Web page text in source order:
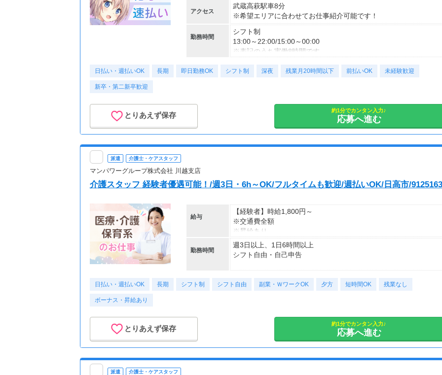
即払い制度有
アクセス
武蔵高萩駅車8分
※希望エリアに合わせてお仕事紹介可能です！
勤務時間
シフト制
13:00～22:00/15:00～00:00
※表記のうち実働8時間です。
勤務曜日：月・火・水・木・金・土・日・祝
日払い・週払いOK 長期 即日勤務OK シフト制 深夜 残業月20時間以下 前払いOK 未経験歓迎
新卒・第二新卒歓迎
とりあえず保存
約1分でカンタン入力♪
応募へ進む
派遣 介護士・ケアスタッフ
マンパワーグループ株式会社 川越支店
介護スタッフ 経験者優遇可能！/週3日・6h～OK/フルタイムも歓迎/週払いOK/日高市/9125163
給与
【経験者】時給1,800円～
※交通費全額
※昇給あり
≪収入例≫
◎日勤／経験者の場合
・日収(1,800*8)円（時給1,800円×8h）
・月収316,800円（日収(1,800*8)円×月22回勤務）
※資格手当あり（時給50円～UP/資格の種類によって異なる）
※週払いOK（規定あり）
→金曜日締め最短翌週火曜日にお給料GET♪
勤務時間
週3日以上、1日6時間以上
シフト自由・自己申告
応募後、あなたの希望をお伺いして、
※勤務時間に合わせて30分～1ｈの休憩あり
※この時間内で、働けるご希望時間帯をもとにお探し致します。
日払い・週払いOK 長期 シフト制 シフト自由 副業・ＷワークOK 夕方 短時間OK 残業なし
ボーナス・昇給あり
とりあえず保存
約1分でカンタン入力♪
応募へ進む
派遣 介護士・ケアスタッフ